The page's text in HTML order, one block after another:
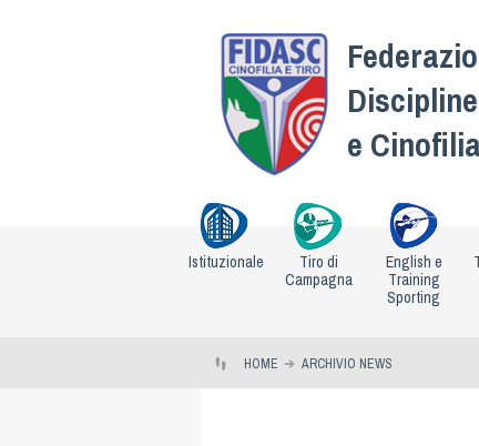
e
Istituzionale
Tiro di
Campagna
English e
Training
Sporting
HOME ARCHIVIO NEWS